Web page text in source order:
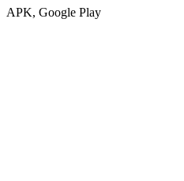
APK, Google Play